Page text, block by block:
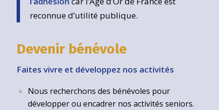
reconnue d’utilité publique.
Devenir bénévole
Faites vivre et développez nos activités
Nous recherchons des bénévoles pour
développer ou encadrer nos activités seniors.